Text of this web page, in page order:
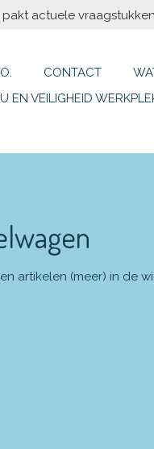
pakt actuele
CONTACT
EN VEILIGHEID
artikelen (meer) in de